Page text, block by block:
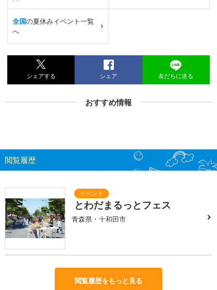
全国の夏休みイベント一覧
へ
シェアする シェア 友だちに送る
おすすめ情報
閲覧履歴
とわだまるっとフェス
青森県・十和田市
閲覧履歴をもっと見る